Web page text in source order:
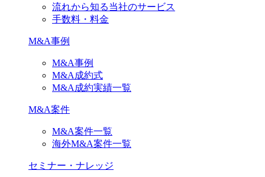
流れから知る当社のサービス
手数料・料金
M&A事例
M&A事例
M&A成約式
M&A成約実績一覧
M&A案件
M&A案件一覧
海外M&A案件一覧
セミナー・ナレッジ